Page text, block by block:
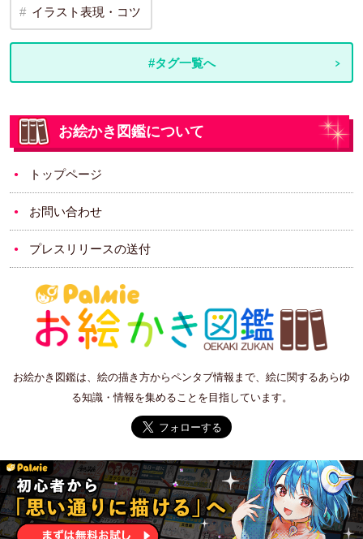
イラスト表現・コツ
#タグ一覧へ
お絵かき図鑑について
トップページ
お問い合わせ
プレスリリースの送付
お絵かき図鑑は、絵の描き方からペンタブ情報まで、絵に関するあらゆ
る知識・情報を集めることを目指しています。